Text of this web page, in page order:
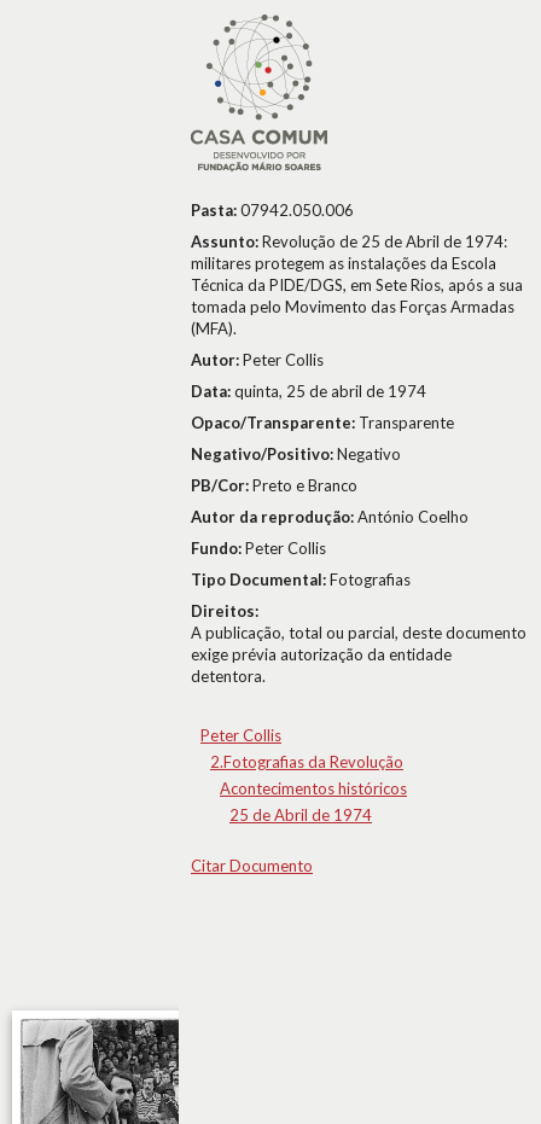
Pasta:07942.050.006
Assunto:Revolução de 25 de Abril de 1974:
militares protegem as instalações da Escola
Técnica da PIDE/DGS, em Sete Rios, após a sua
tomada pelo Movimento das Forças Armadas
(MFA).
Autor:Peter Collis
Data:quinta, 25 de abril de 1974
Opaco/Transparente: Transparente
Negativo/Positivo:Negativo
PB/Cor:Preto e Branco
Autor da reprodução:António Coelho
Fundo:Peter Collis
Tipo Documental:Fotografias
Direitos:
A publicação, total ou parcial, deste documento
exige prévia autorização da entidade
detentora.
Peter Collis
2.Fotografias da Revolução
Acontecimentos históricos
25 de Abril de 1974
Citar Documento